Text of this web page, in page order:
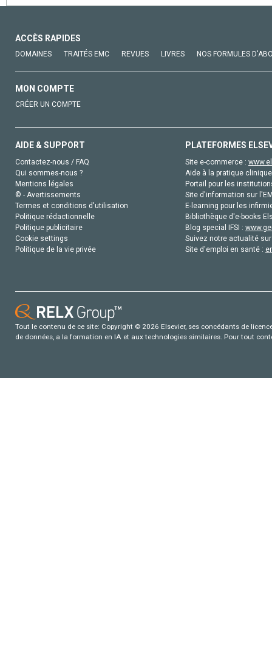
ACCÈS RAPIDES
DOMAINES TRAITÉS EMC REVUES LIVRES NOS FORMULES
MON COMPTE
CRÉER UN COMPTE
AIDE & SUPPORT
Contactez-nous / FAQ
Qui sommes-nous ?
Mentions légales
© - Avertissements
Termes et conditions d'utilisation
Politique rédactionnelle
Politique publicitaire
Cookie settings
Politique de la vie privée
PLATEFORMES
Site e-commerce :
Aide à la pratique
Portail pour les
Site d'information sur
E-learning pour les
Bibliothèque d'e-books
Blog special IFSI :
Suivez notre actualité
Site d'emploi en santé :
Tout le contenu de ce site: Copyright © 2026 Elsevier, ses concédants de
de données, a la formation en IA et aux technologies similaires. Pour tout